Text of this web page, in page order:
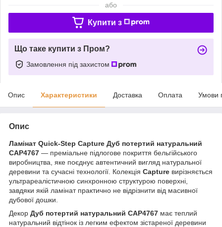
або
Купити з
Що таке купити з Пром?
Замовлення під захистом
Опис Характеристики Доставка Оплата Умови
Опис
Ламінат Quick-Step Capture Дуб потертий натуральний
CAP4767 — преміальне підлогове покриття бельгійського
виробництва, яке поєднує автентичний вигляд натуральної
деревини та сучасні технології. Колекція Capture вирізняється
ультрареалістичною синхронною структурою поверхні,
завдяки якій ламінат практично не відрізнити від масивної
дубової дошки.
Декор Дуб потертий натуральний CAP4767 має теплий
натуральний відтінок із легким ефектом зістареної деревини